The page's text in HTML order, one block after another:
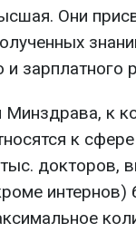
Они
и зарплатного
к
к
докторов,
интернов)